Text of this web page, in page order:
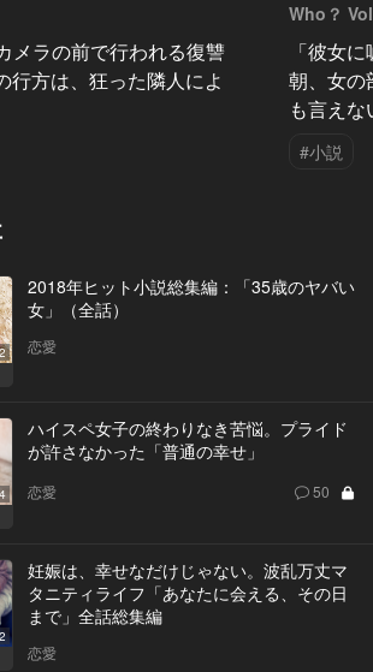
メラの前で行われる復讐
行方は、狂った隣人によ
Who？
「彼女
朝、女の
も言え
#小説
2018年ヒット小説総集編：「35歳のヤバい
女」（全話）
恋愛
ハイスペ女子の終わりなき苦悩。プライド
が許さなかった「普通の幸せ」
恋愛 50
妊娠は、幸せなだけじゃない。波乱万丈マ
タニティライフ「あなたに会える、その日
まで」全話総集編
恋愛